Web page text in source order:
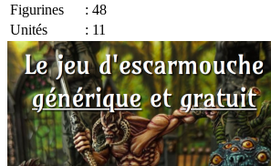
Figurines
: 48
Unités
: 11